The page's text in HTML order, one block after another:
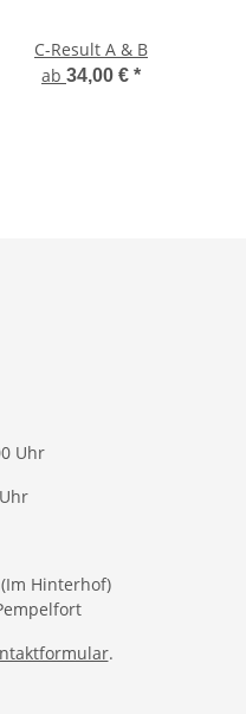
C-Result A & B
ab 34,00 € *
Uhr
Hinterhof)
.